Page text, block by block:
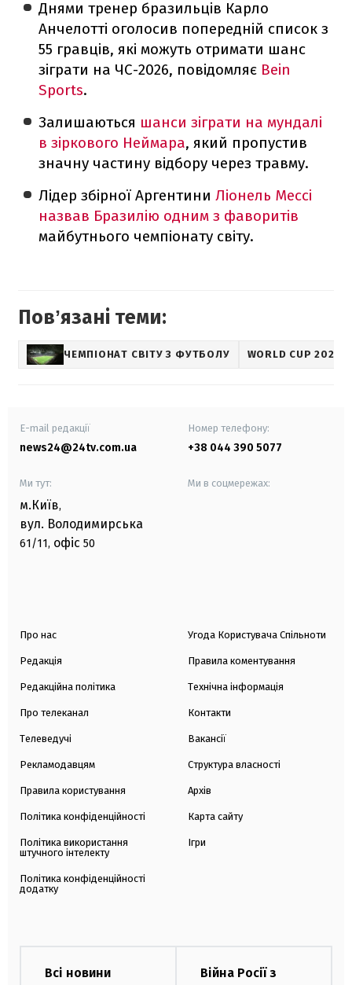
Днями тренер бразильців Карло
Анчелотті оголосив попередній список з
55 гравців, які можуть отримати шанс
зіграти на ЧС-2026, повідомляє Bein
Sports.
Залишаються шанси зіграти на мундалі
в зіркового Неймара, який пропустив
значну частину відбору через травму.
Лідер збірної АргентиниЛіонель Мессі
назвав Бразилію одним з фаворитів
майбутнього чемпіонату світу.
Повʼязані теми:
ЧЕМПІОНАТ СВІТУ З ФУТБОЛУ WORLD CUP 2026
E-mail редакції
news24@24tv.com.ua
Номер телефону:
+38 044 390 5077
Ми тут:
м.Київ,
вул. Володимирська
61/11, офіс 50
Ми в соцмережах:
Про нас
Редакція
Редакційна політика
Про телеканал
Телеведучі
Рекламодавцям
Правила користування
Політика конфіденційності
Політика використання
штучного інтелекту
Політика конфіденційності
додатку
Угода Користувача Спільноти
Правила коментування
Технічна інформація
Контакти
Вакансії
Структура власності
Архів
Карта сайту
Ігри
Всі новини
Війна Росії з